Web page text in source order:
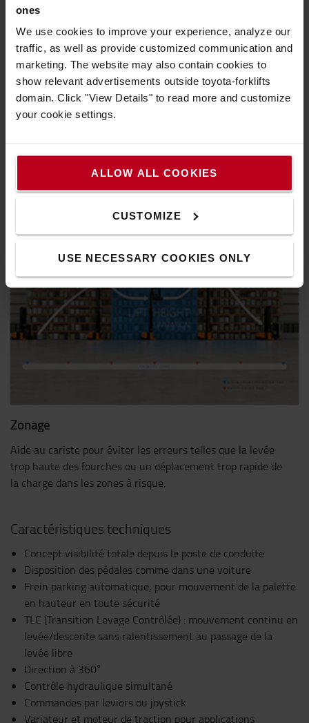
ones
We use cookies to improve your experience, analyze our
traffic, as well as provide customized communication and
marketing. The website may also contain cookies to
show relevant advertisements outside toyota-forklifts
domain. Click "View Details" to read more and customize
your cookie settings.
ALLOW ALL COOKIES
CUSTOMIZE
USE NECESSARY COOKIES ONLY
Aide le conducteur à atteindre l'emplacement correct de la
palette, améliore la sécurité, la précision et la productivité.
En combinaison avec un système de gestion d'entrepôt, il
Zonage
Aide au cariste pour éviter les erreurs telles que la levée
trop haute des fourches ou un déplacement trop rapide de
la charge dans les zones à risque.
Caractéristiques techniques
Concept visibilité totale depuis le poste de conduite
Disposition des pédales comme dans une voiture
Frein parking automatique, pour mouvement de la palette
en hauteur en toute sécurité
TLC (Transition Levage Contrôlée) : mouvement continu en
levée/descente sans ralentissement au passage de la
levée libre
Direction à 360°
Contrôle hydraulique simultané
Commandes par leviers ou joystick
Variateur et moteur de traction pour applications